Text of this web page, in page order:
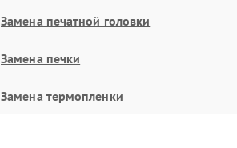
Замена печатной головки
Замена печки
Замена термопленки